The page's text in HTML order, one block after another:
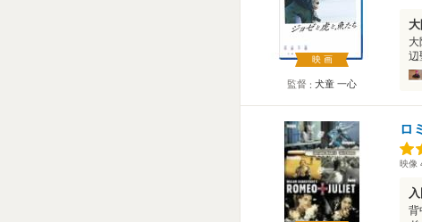
映画
監督 犬童 一心
辺
ロ
映像
背